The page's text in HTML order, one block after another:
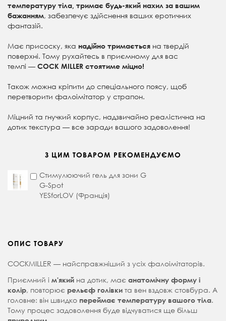
температуру тіла, тримає будь-який нахил за вашим
бажанням, забезпечує здійснення ваших еротичних
фантазій.
Має присоску, яка надійно тримається на твердій
поверхні. Тому рухайтесь в приємному для вас
темпі — COCK MILLER стоятиме міцно!
Також можна кріпити до спеціального поясу, щоб
перетворити фалоімітатор у страпон.
Міцний та гнучкий корпус, надзвичайно реалістична на
дотик текстура — все заради вашого задоволення!
З ЦИМ ТОВАРОМ РЕКОМЕНДУЄМО
Стимулюючий гель для зони G
G-Spot
YESforLOV (Франція)
ОПИС ТОВАРУ
COCKMILLER — найсправжніший з усіх фалоімітаторів.
Приємний і м'який на дотик, має анатомічну форму і
колір, повторює рельєф голівки та вен вздовж стовбура. А
головне: він швидко переймає температуру вашого тіла.
Тому процес задоволення буде відчуватися ще більш